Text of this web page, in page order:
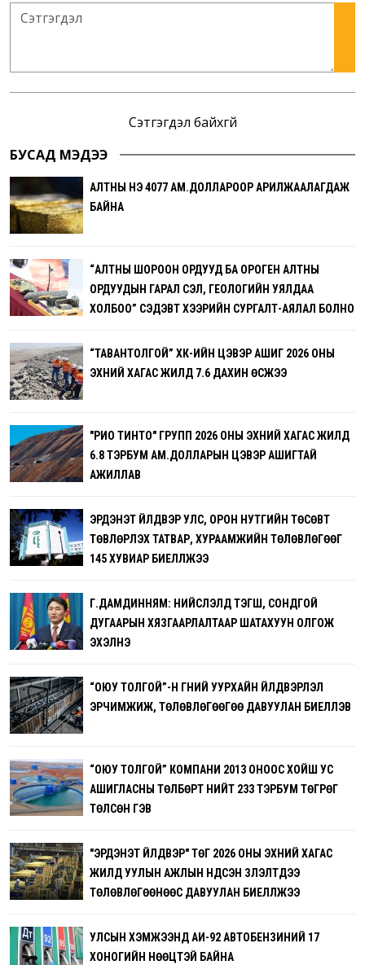
Сэтгэгдэл байхгүй
БУСАД МЭДЭЭ
АЛТНЫ ҮНЭ 4077 АМ.ДОЛЛАРООР АРИЛЖААЛАГДАЖ
БАЙНА
“АЛТНЫ ШОРООН ОРДУУД БА ОРОГЕН АЛТНЫ
ОРДУУДЫН ГАРАЛ ҮҮСЭЛ, ГЕОЛОГИЙН УЯЛДАА
ХОЛБОО” СЭДЭВТ ХЭЭРИЙН СУРГАЛТ-АЯЛАЛ БОЛНО
“ТАВАНТОЛГОЙ” ХК-ИЙН ЦЭВЭР АШИГ 2026 ОНЫ
ЭХНИЙ ХАГАС ЖИЛД 7.6 ДАХИН ӨСЖЭЭ
"РИО ТИНТО" ГРУПП 2026 ОНЫ ЭХНИЙ ХАГАС ЖИЛД
6.8 ТЭРБУМ АМ.ДОЛЛАРЫН ЦЭВЭР АШИГТАЙ
АЖИЛЛАВ
ЭРДЭНЭТ ҮЙЛДВЭР УЛС, ОРОН НУТГИЙН ТӨСӨВТ
ТӨВЛӨРҮҮЛЭХ ТАТВАР, ХУРААМЖИЙН ТӨЛӨВЛӨГӨӨГ
145 ХУВИАР БИЕЛҮҮЛЖЭЭ
Г.ДАМДИННЯМ: НИЙСЛЭЛД ТЭГШ, СОНДГОЙ
ДУГААРЫН ХЯЗГААРЛАЛТААР ШАТАХУУН ОЛГОЖ
ЭХЭЛНЭ
“ОЮУ ТОЛГОЙ”-Н ГҮНИЙ УУРХАЙН ҮЙЛДВЭРЛЭЛ
ЭРЧИМЖИЖ, ТӨЛӨВЛӨГӨӨГӨӨ ДАВУУЛАН БИЕЛҮҮЛЭВ
“ОЮУ ТОЛГОЙ” КОМПАНИ 2013 ОНООС ХОЙШ УС
АШИГЛАСНЫ ТӨЛБӨРТ НИЙТ 233 ТЭРБУМ ТӨГРӨГ
ТӨЛСӨН ГЭВ
"ЭРДЭНЭТ ҮЙЛДВЭР" ТӨҮГ 2026 ОНЫ ЭХНИЙ ХАГАС
ЖИЛД УУЛЫН АЖЛЫН ҮНДСЭН ҮЗҮҮЛЭЛТҮҮДЭЭ
ТӨЛӨВЛӨГӨӨНӨӨС ДАВУУЛАН БИЕЛҮҮЛЖЭЭ
УЛСЫН ХЭМЖЭЭНД АИ-92 АВТОБЕНЗИНИЙ 17
ХОНОГИЙН НӨӨЦТЭЙ БАЙНА